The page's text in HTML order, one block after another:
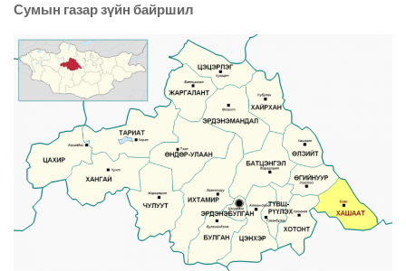
Сумын газар зүйн байршил